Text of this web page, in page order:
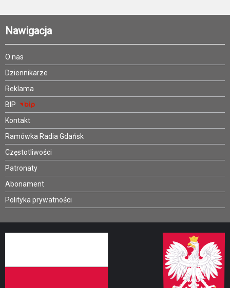
Nawigacja
O nas
Dziennikarze
Reklama
BIP
Kontakt
Ramówka Radia Gdańsk
Częstotliwości
Patronaty
Abonament
Polityka prywatności